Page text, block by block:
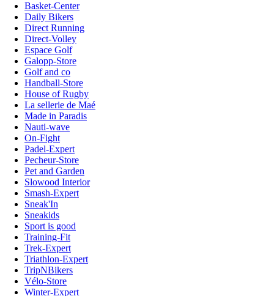
Basket-Center
Daily Bikers
Direct Running
Direct-Volley
Espace Golf
Galopp-Store
Golf and co
Handball-Store
House of Rugby
La sellerie de Maé
Made in Paradis
Nauti-wave
On-Fight
Padel-Expert
Pecheur-Store
Pet and Garden
Slowood Interior
Smash-Expert
Sneak'In
Sneakids
Sport is good
Training-Fit
Trek-Expert
Triathlon-Expert
TripNBikers
Vélo-Store
Winter-Expert